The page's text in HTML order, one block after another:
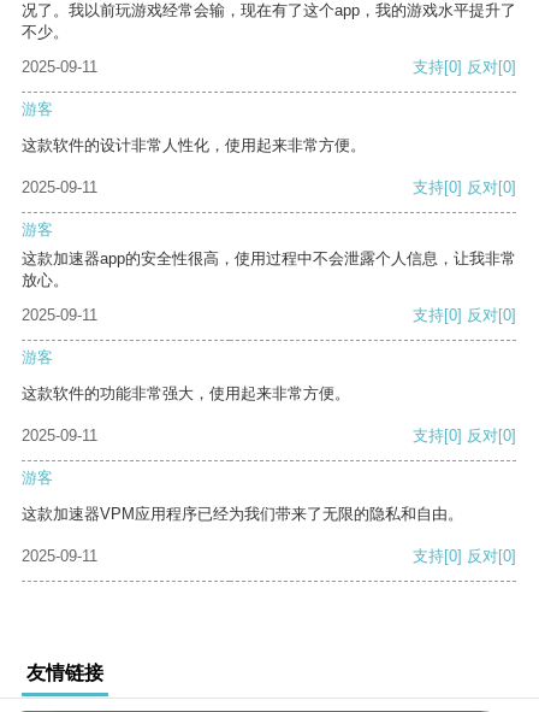
况了。我以前玩游戏经常会输，现在有了这个app，我的游戏水平提升了
不少。
2025-09-11
支持[0] 反对[0]
游客
这款软件的设计非常人性化，使用起来非常方便。
2025-09-11 支持[0] 反对[0]
游客
这款加速器app的安全性很高，使用过程中不会泄露个人信息，让我非常
放心。
2025-09-11
支持[0] 反对[0]
游客
这款软件的功能非常强大，使用起来非常方便。
2025-09-11 支持[0] 反对[0]
游客
这款加速器VPM应用程序已经为我们带来了无限的隐私和自由。
2025-09-11 支持[0] 反对[0]
友情链接